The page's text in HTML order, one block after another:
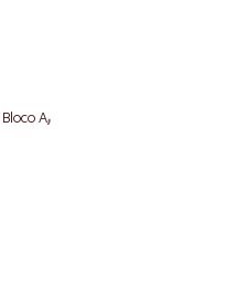
Bloco A,